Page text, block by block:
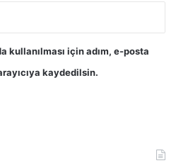
kullanılması için adım, e-posta
kaydedilsin.